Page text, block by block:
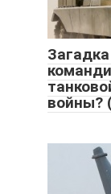
войны?